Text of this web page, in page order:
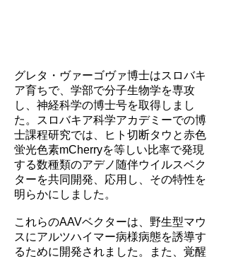
グレタ・ヴァーゴヴァ博士はスロバキ
ア育ちで、学部で分子生物学を専攻
し、神経科学の博士号を取得しまし
た。スロバキア科学アカデミーでの博
士課程研究では、ヒト切断タウと赤色
蛍光色素mCherryを等しい比率で発現
する数種類のアデノ随伴ウイルスベク
ターを共同開発、応用し、その特性を
明らかにしました。
これらのAAVベクターは、野生型マウ
スにアルツハイマー病様病態を誘導す
るために開発されました。また、覚醒